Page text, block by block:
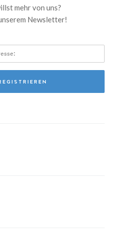
mehr von uns?
Newsletter!